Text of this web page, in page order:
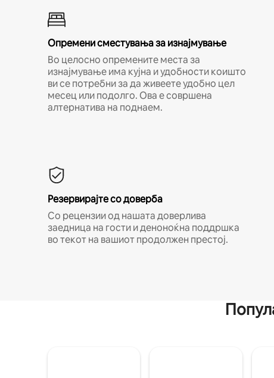
Опремени сместувања за изнајмување
Во целосно опремените места за
изнајмување има кујна и удобности коишто
ви се потребни за да живеете удобно цел
месец или подолго. Ова е совршена
алтернатива на поднаем.
Резервирајте со доверба
Со рецензии од нашата доверлива
заедница на гости и деноноќна поддршка
во текот на вашиот продолжен престој.